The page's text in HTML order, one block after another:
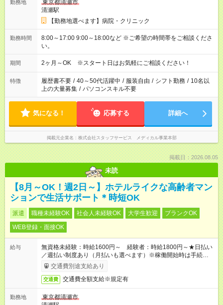
勤務地
東京都清瀬市
清瀬駅
【勤務地選べます】病院・クリニック
勤務時間
8:00～17:00 9:00～18:00など ※ご希望の時間帯をご相談くださ
い。
期間 2ヶ月～OK ※スタート日はお気軽にご相談ください！
特徴 履歴書不要 / 40～50代活躍中 / 服装自由 / シフト勤務 / 10名以
上の大量募集 / パソコンスキル不要
気になる！ 応募する 詳細へ
掲載元企業名 株式会社スタッフサービス メディカル事業本部
掲載日：2026.08.05
未読
【8月～OK！週2日～】ホテルライクな高齢者マン
ションで生活サポート＊時短OK
派遣 職種未経験OK 社会人未経験OK 大学生歓迎
ブランクOK
WEB登録・面接OK
給与
無資格未経験：時給1600円～ 経験者：時給1800円～★日払い
／週払い制度あり（月払いも選べます）※稼働開始時は手続き完
了次第のお支払いとなります。
交通費別途支給あり
交通費 交通費全額支給※規定有
勤務地
東京都清瀬市